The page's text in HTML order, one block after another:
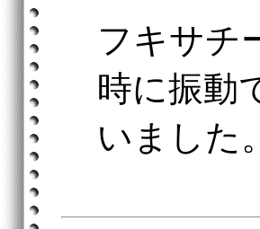
フキサチ
時に振動
いました。